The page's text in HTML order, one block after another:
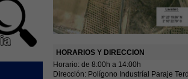
HORARIOS Y DIRECCION
Horario: de 8:00h a 14:00h
Dirección: Polígono Industríal Paraje